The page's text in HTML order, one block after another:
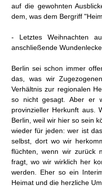
auf die gewohnten
dem, was dem Bergriff
- Letztes Weihnachten
anschließende
Berlin sei schon immer
das, was wir
Verhältnis zur regionalen
so nicht gesagt. Aber er
provinzieller Herkunft aus.
Berlin, weil wir hier so sein
wieder für jeden: wer ist
selbst, dort wo wir
flüchten, wenn wir zurück
fragt, wo wir wirklich her
werden. Eher so ein
Heimat und die herzliche